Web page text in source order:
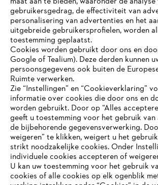
Bedrijf
STIHL FAQ
JE BROWSER WORDT NIET
ONDERSTEUND
Je gebruikt een browser die we nog niet
onze website optimaal te kunnen gebruiken,
je overschakelt op één van de volgende
gebruikersgedrag, de effectiviteit van
personalisering van advertenties en het
uitgebreide gebruikersprofielen, worden
toestemming geplaatst.
Cookies worden gebruikt door ons en
Google of Tealium). Deze derden kunnen
persoonsgegevens ook buiten de
Ruimte verwerken.
Zie “Instellingen” en “Cookieverklaring”
informatie over cookies die door ons en
worden gebruikt. Door op “Alles
geeft u toestemming voor het gebruik van
de bijbehorende gegevensverwerking.
weigeren” te klikken, weigert u het
strikt noodzakelijke cookies. Onder
individuele cookies accepteren of
U kan uw toestemming voor het gebruik
cookies of alle cookies op elk ogenblik